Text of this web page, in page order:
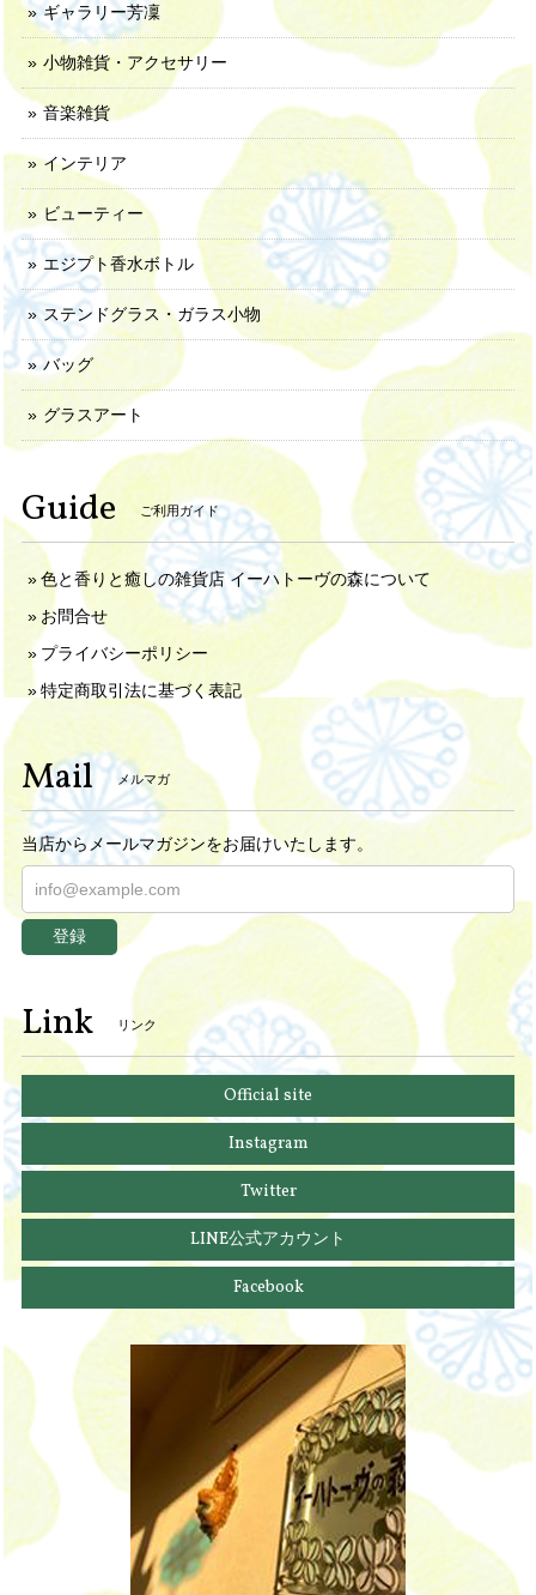
ギャラリー芳凜
小物雑貨・アクセサリー
音楽雑貨
インテリア
ビューティー
エジプト香水ボトル
ステンドグラス・ガラス小物
バッグ
グラスアート
Guide ご利用ガイド
色と香りと癒しの雑貨店 イーハトーヴの森について
お問合せ
プライバシーポリシー
特定商取引法に基づく表記
Mail メルマガ
当店からメールマガジンをお届けいたします。
登録
Link リンク
Official site
Instagram
Twitter
LINE公式アカウント
Facebook